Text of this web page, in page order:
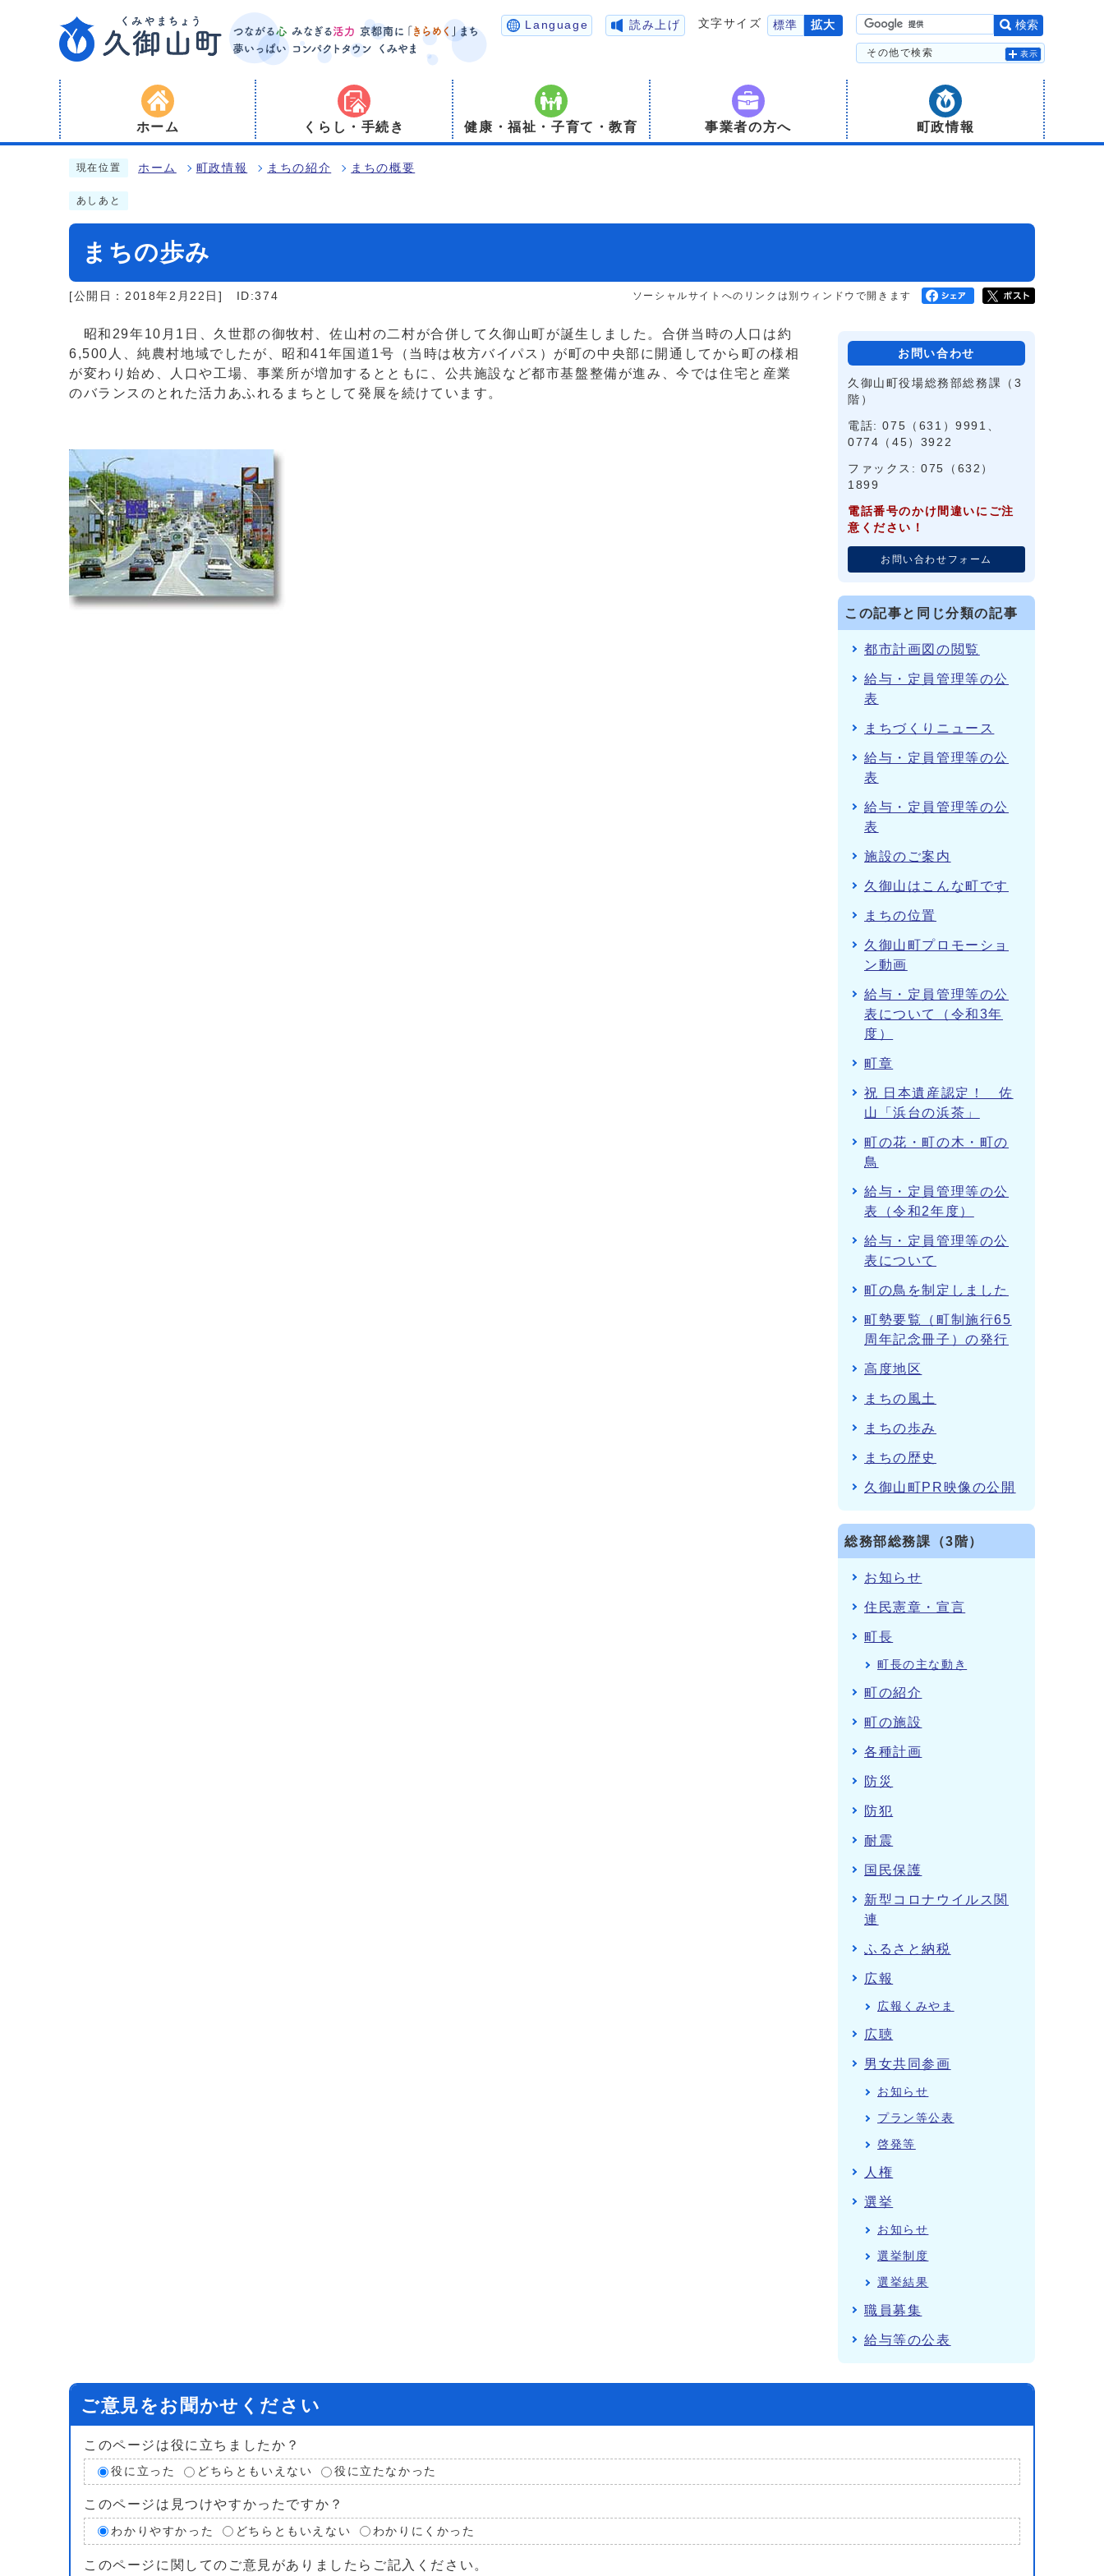
Language 読み上げ 文字サイズ 標準 拡大 検索
その他で検索 表示
ホーム くらし・手続き 健康・福祉・子育て・教育 事業者の方へ 町政情報
現在位置 ホーム 町政情報 まちの紹介 まちの概要
あしあと
まちの歩み
[公開日：2018年2月22日] ID:374 ソーシャルサイトへのリンクは別ウィンドウで開きます
昭和29年10月1日、久世郡の御牧村、佐山村の二村が合併して久御山町が誕生しました。合併当時の人口は約
6,500人、純農村地域でしたが、昭和41年国道1号（当時は枚方バイパス）が町の中央部に開通してから町の様相
が変わり始め、人口や工場、事業所が増加するとともに、公共施設など都市基盤整備が進み、今では住宅と産業
のバランスのとれた活力あふれるまちとして発展を続けています。
お問い合わせ
久御山町役場総務部総務課（3
階）
電話: 075（631）9991、
0774（45）3922
ファックス: 075（632）
1899
電話番号のかけ間違いにご注
意ください！
お問い合わせフォーム
この記事と同じ分類の記事
都市計画図の閲覧
給与・定員管理等の公
表
まちづくりニュース
給与・定員管理等の公
表
給与・定員管理等の公
表
施設のご案内
久御山はこんな町です
まちの位置
久御山町プロモーショ
ン動画
給与・定員管理等の公
表について（令和3年
度）
町章
祝 日本遺産認定！ 佐
山「浜台の浜茶」
町の花・町の木・町の
鳥
給与・定員管理等の公
表（令和2年度）
給与・定員管理等の公
表について
町の鳥を制定しました
町勢要覧（町制施行65
周年記念冊子）の発行
高度地区
まちの風土
まちの歩み
まちの歴史
久御山町PR映像の公開
総務部総務課（3階）
お知らせ
住民憲章・宣言
町長
町長の主な動き
町の紹介
町の施設
各種計画
防災
防犯
耐震
国民保護
新型コロナウイルス関
連
ふるさと納税
広報
広報くみやま
広聴
男女共同参画
お知らせ
プラン等公表
啓発等
人権
選挙
お知らせ
選挙制度
選挙結果
職員募集
給与等の公表
ご意見をお聞かせください
このページは役に立ちましたか？
役に立った どちらともいえない 役に立たなかった
このページは見つけやすかったですか？
わかりやすかった どちらともいえない わかりにくかった
このページに関してのご意見がありましたらご記入ください。